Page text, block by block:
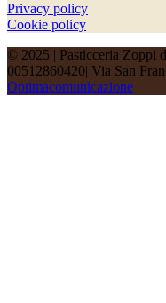
Privacy policy
Cookie policy
© 2025 | Pasticceria Zoppi
00512860420| Via San
Optimacomunicazione